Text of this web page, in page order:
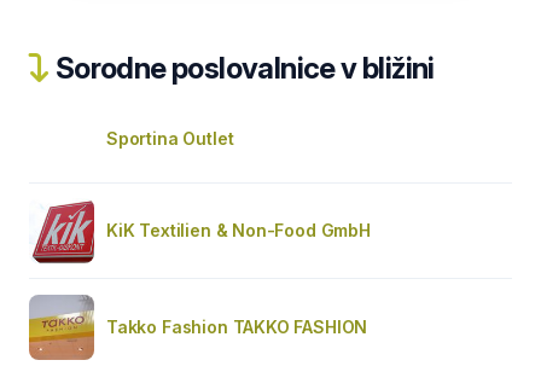
Sorodne poslovalnice v bližini
Sportina Outlet
KiK Textilien & Non-Food GmbH
Takko Fashion TAKKO FASHION